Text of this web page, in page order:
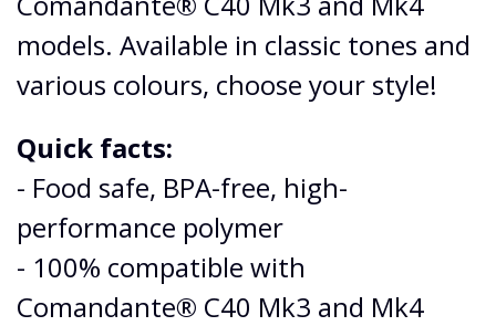
models. Available in classic tones and
various colours, choose your style!
Quick facts:
- Food safe, BPA-free, high-
performance polymer
- 100% compatible with
Comandante® C40 Mk3 and Mk4